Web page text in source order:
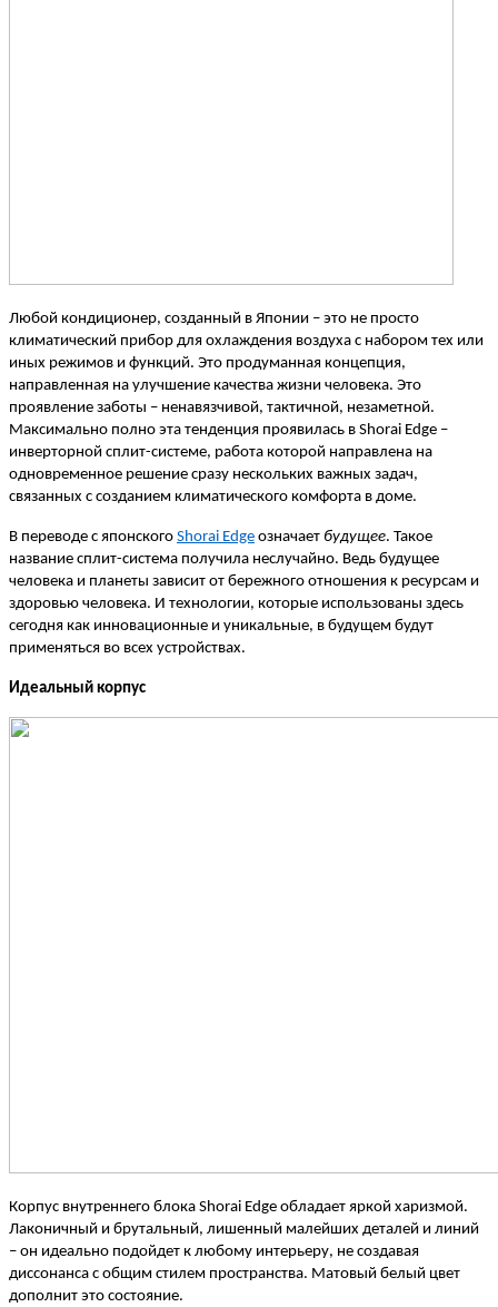
Любой кондиционер, созданный в Японии – это не просто
климатический прибор для охлаждения воздуха с набором тех или
иных режимов и функций. Это продуманная концепция,
направленная на улучшение качества жизни человека. Это
проявление заботы – ненавязчивой, тактичной, незаметной.
Максимально полно эта тенденция проявилась в Shorai Edge –
инверторной сплит-системе, работа которой направлена на
одновременное решение сразу нескольких важных задач,
связанных с созданием климатического комфорта в доме.
В переводе с японского Shorai Edge означает будущее. Такое
название сплит-система получила неслучайно. Ведь будущее
человека и планеты зависит от бережного отношения к ресурсам и
здоровью человека. И технологии, которые использованы здесь
сегодня как инновационные и уникальные, в будущем будут
применяться во всех устройствах.
Идеальный корпус
Корпус внутреннего блока Shorai Edge обладает яркой харизмой.
Лаконичный и брутальный, лишенный малейших деталей и линий
– он идеально подойдет к любому интерьеру, не создавая
диссонанса с общим стилем пространства. Матовый белый цвет
дополнит это состояние.